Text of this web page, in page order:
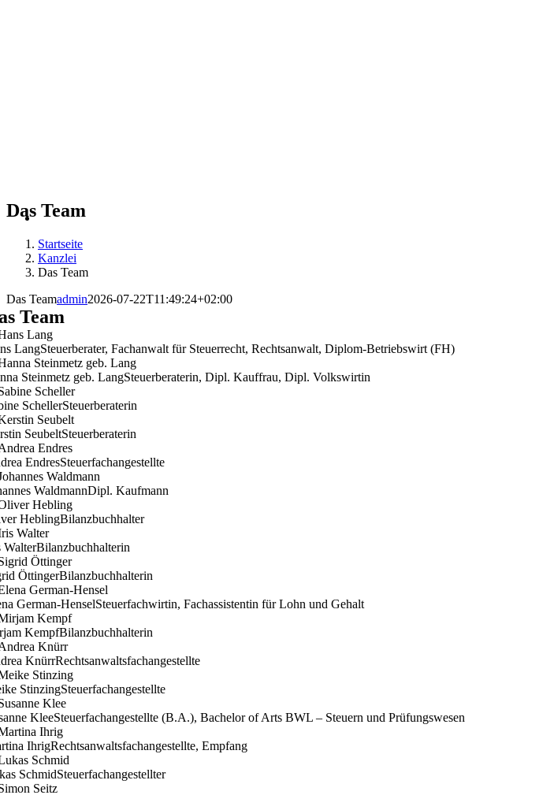
Das Team
Startseite
Kanzlei
Das Team
Das Teamadmin2026-07-22T11:49:24+02:00
Team
LangSteuerberater, Fachanwalt für Steuerrecht, Rechtsanwalt, Diplom-Betriebswirt (FH)
Steinmetz geb. LangSteuerberaterin, Dipl. Kauffrau, Dipl. Volkswirtin
SchellerSteuerberaterin
SeubeltSteuerberaterin
EndresSteuerfachangestellte
WaldmannDipl. Kaufmann
HeblingBilanzbuchhalter
WalterBilanzbuchhalterin
ÖttingerBilanzbuchhalterin
German-HenselSteuerfachwirtin, Fachassistentin für Lohn und Gehalt
KempfBilanzbuchhalterin
KnürrRechtsanwaltsfachangestellte
StinzingSteuerfachangestellte
KleeSteuerfachangestellte (B.A.), Bachelor of Arts BWL – Steuern und Prüfungswesen
IhrigRechtsanwaltsfachangestellte, Empfang
SchmidSteuerfachangestellter